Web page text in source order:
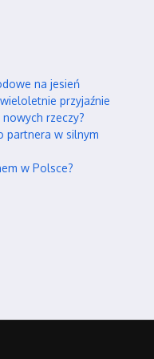
na jesień
przyjaźnie
rzeczy?
partnera w silnym
w Polsce?